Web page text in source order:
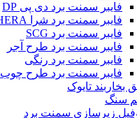
فایبر سمنت برد دی پی DP
فایبر سمنت برد شرا SHERA
فایبر سمنت برد SCG
فایبر سمنت برد طرح آجر
فایبر سمنت برد رنگی
فایبر سمنت برد طرح چوب
بخاربند تایوک
سنگ
زیرسازی سمنت برد